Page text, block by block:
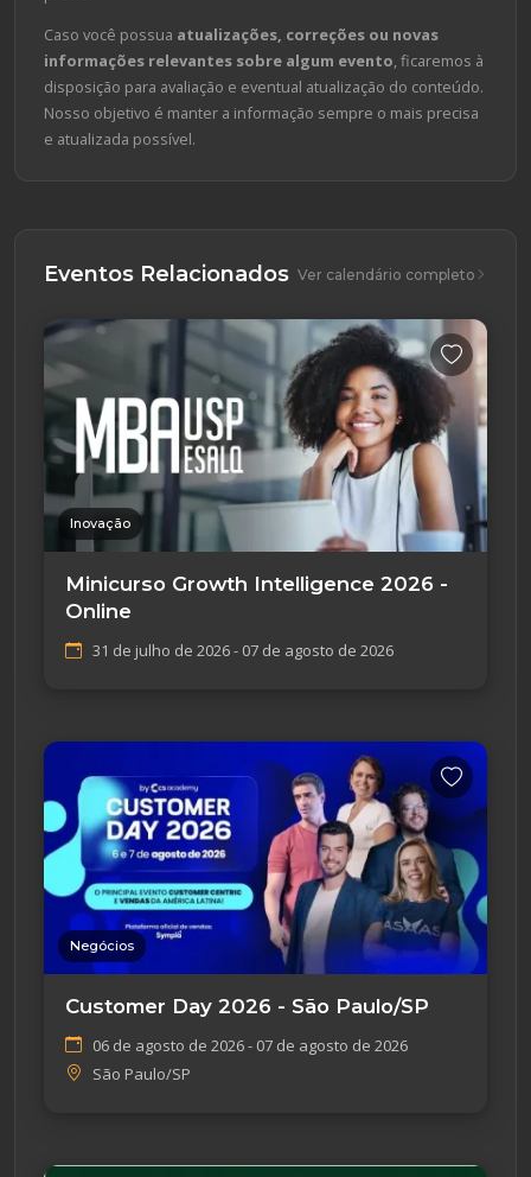
Caso você possua atualizações, correções ou novas
informações relevantes sobre algum evento, ficaremos à
disposição para avaliação e eventual atualização do conteúdo.
Nosso objetivo é manter a informação sempre o mais precisa
e atualizada possível.
Eventos Relacionados Ver calendário completo
Inovação
Minicurso Growth Intelligence 2026 -
Online
31 de julho de 2026 - 07 de agosto de 2026
Negócios
Customer Day 2026 - São Paulo/SP
06 de agosto de 2026 - 07 de agosto de 2026
São Paulo/SP